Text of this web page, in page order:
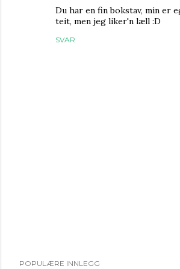
Du har en fin bokstav, min er
teit, men jeg liker'n læll :D
SVAR
POPULÆRE INNLEGG